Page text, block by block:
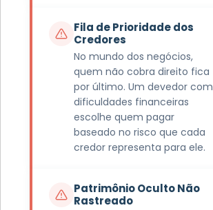
Fila de Prioridade dos
Credores
No mundo dos negócios,
quem não cobra direito fica
por último. Um devedor com
dificuldades financeiras
escolhe quem pagar
baseado no risco que cada
credor representa para ele.
Patrimônio Oculto Não
Rastreado